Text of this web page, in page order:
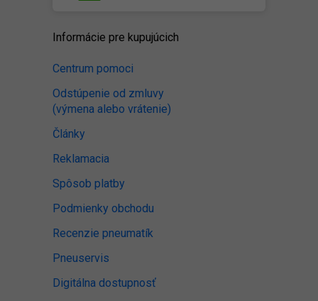
Informácie pre kupujúcich
Centrum pomoci
Odstúpenie od zmluvy
(výmena alebo vrátenie)
Články
Reklamacia
Spôsob platby
Podmienky obchodu
Recenzie pneumatík
Pneuservis
Digitálna dostupnosť